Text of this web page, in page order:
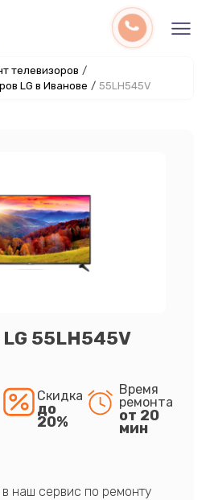
телевизоров /
LG в Иванове / 55LH545V
55LH545V
Скидка
до
20%
Время
ремонта
от 20
мин
наш сервис по ремонту